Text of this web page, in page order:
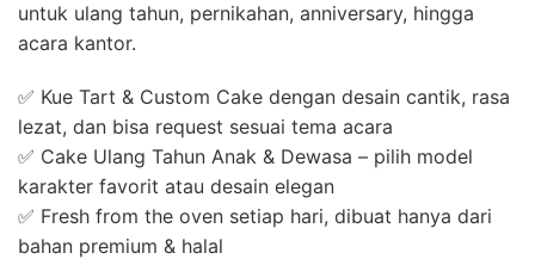
untuk ulang tahun, pernikahan, anniversary, hingga
acara kantor.
✅ Kue Tart & Custom Cake dengan desain cantik, rasa
lezat, dan bisa request sesuai tema acara
✅ Cake Ulang Tahun Anak & Dewasa – pilih model
karakter favorit atau desain elegan
✅ Fresh from the oven setiap hari, dibuat hanya dari
bahan premium & halal